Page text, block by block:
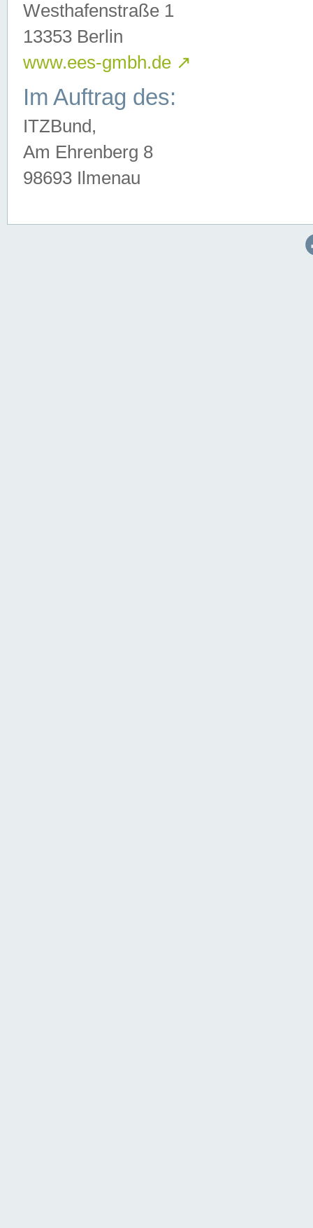
Westhafenstraße 1
13353 Berlin
www.ees-gmbh.de ↗
Im Auftrag des:
ITZBund,
Am Ehrenberg 8
98693 Ilmenau